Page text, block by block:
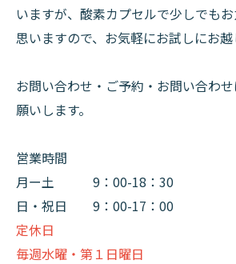
いますが、酸素カプセルで少しでも
思いますので、お気軽にお試しにお
お問い合わせ・ご予約・お問い合わ
願いします。
営業時間
月ー土 9：00-18：30​
日・祝日 9：00-17：00
定休日
毎週水曜・第１日曜日